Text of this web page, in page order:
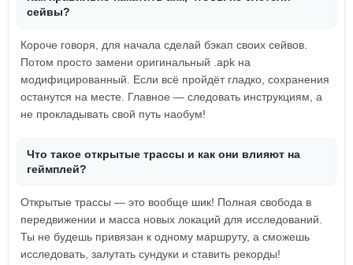
сейвы?
Короче говоря, для начала сделай бэкап своих сейвов.
Потом просто замени оригинальный .apk на
модифицированный. Если всё пройдёт гладко, сохранения
останутся на месте. Главное — следовать инструкциям, а
не прокладывать свой путь наобум!
Что такое открытые трассы и как они влияют на
геймплей?
Открытые трассы — это вообще шик! Полная свобода в
передвижении и масса новых локаций для исследований.
Ты не будешь привязан к одному маршруту, а сможешь
исследовать, залутать сундуки и ставить рекорды!